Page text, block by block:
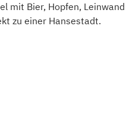
mit Bier, Hopfen, Leinwand
zu einer Hansestadt.